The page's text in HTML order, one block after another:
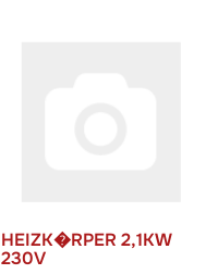
HEIZK�RPER 2,1KW
230V